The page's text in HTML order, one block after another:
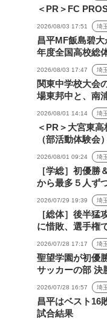
＜PR＞FC
2026/08/03 17:51 埼
昌平MF飯島碧
年度全国高校総
2026/08/03 17:47 埼
関東中学校大会
場東邦中と、南
2026/08/01 14:14 埼
＜PR＞大宮東
（部活動体験会
2026/08/01 09:24 埼
［学総］初優勝
から最多５人ず
2026/07/29 19:39 埼
［総体］後半
に惜敗、選手権
2026/07/28 17:17 埼
聖望学園が初優
サッカーの部 決
2026/07/28 16:57 埼
昌平はベスト16
試合結果